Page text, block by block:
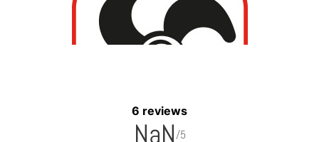
6 reviews
NaN/5